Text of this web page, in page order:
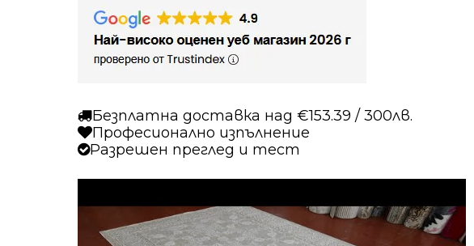
Безплатна доставка над €153.39 / 300лв.
Професионално изпълнение
Разрешен преглед и тест